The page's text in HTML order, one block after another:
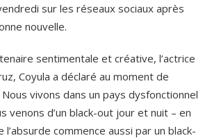
sur les réseaux sociaux après
nouvelle.
sentimentale et créative, l’actrice
Coyula a déclaré au moment de
vivons dans un pays dysfonctionnel
venons d’un black-out jour et nuit – en
l’absurde commence aussi par un black-